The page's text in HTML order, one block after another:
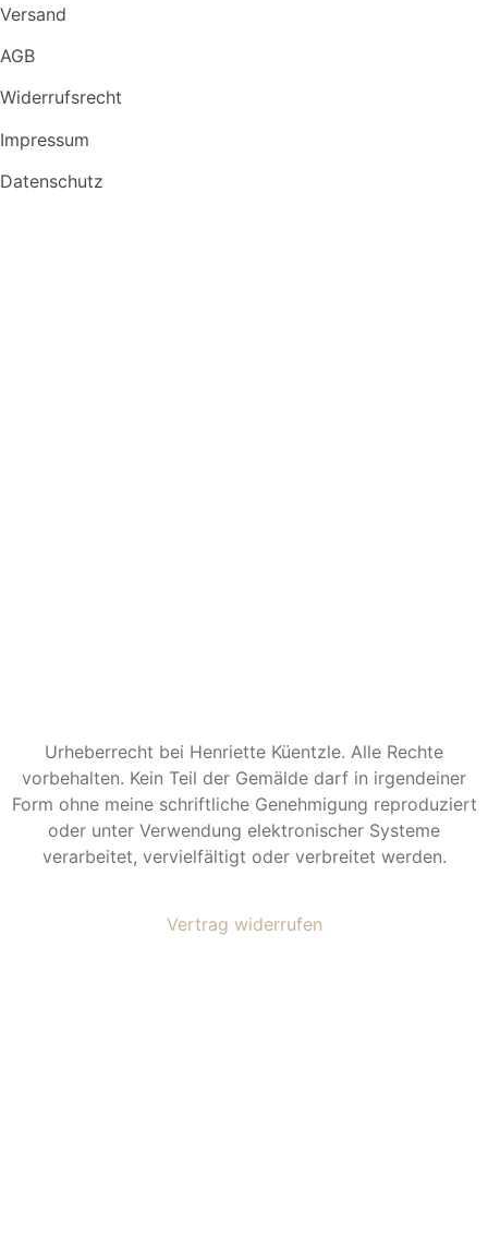
Versand
AGB
Widerrufsrecht
Impressum
Datenschutz
Urheberrecht bei Henriette Küentzle. Alle Rechte
vorbehalten. Kein Teil der Gemälde darf in irgendeiner
Form ohne meine schriftliche Genehmigung reproduziert
oder unter Verwendung elektronischer Systeme
verarbeitet, vervielfältigt oder verbreitet werden.
Vertrag widerrufen